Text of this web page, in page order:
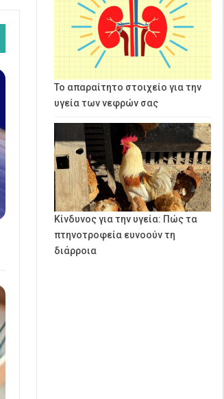
Το απαραίτητο στοιχείο για την
υγεία των νεφρών σας
Κίνδυνος για την υγεία: Πώς τα
πτηνοτροφεία ευνοούν τη
διάρροια